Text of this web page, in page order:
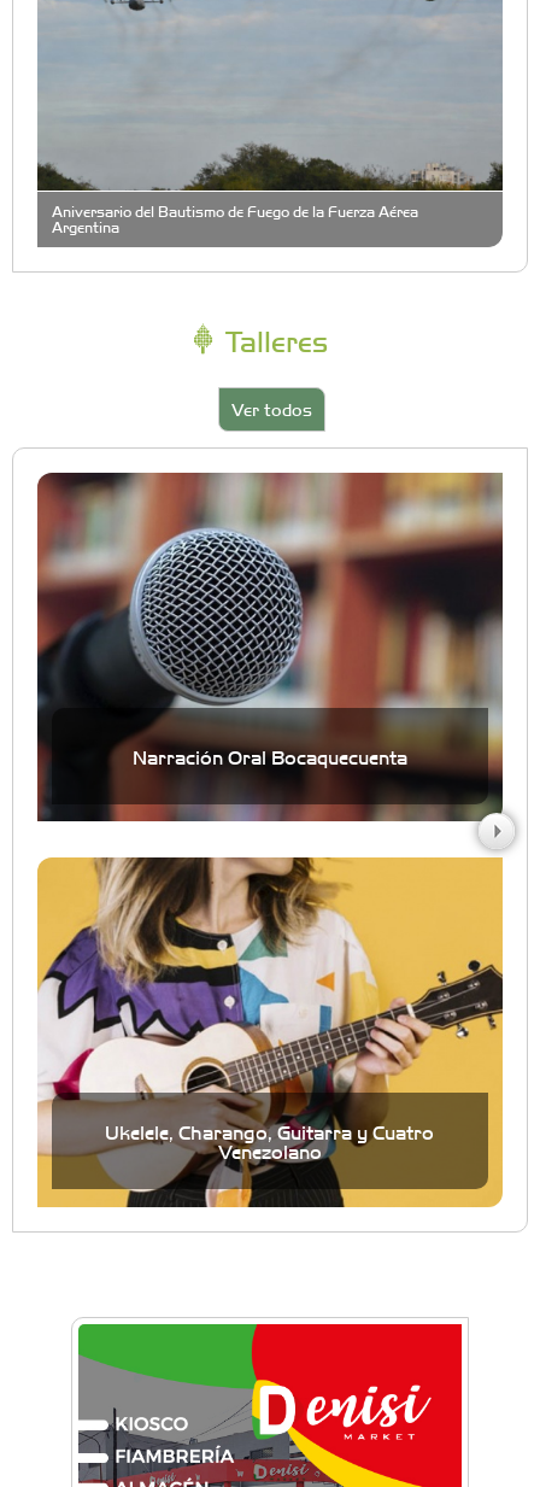
Aniversario del Bautismo de Fuego de la Fuerza Aérea
Argentina
Talleres
Ver todos
Narración Oral Bocaquecuenta
Ukelele, Charango, Guitarra y Cuatro
Venezolano